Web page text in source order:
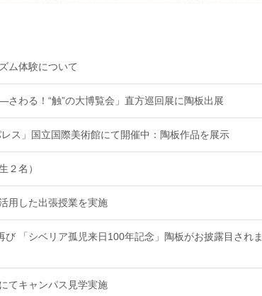
ム体験について
わる！“触”の大博覧会」直方巡回展に陶板出展
ス」国立国際美術館にて開催中：陶板作品を展示
２名）
用した出張授業を実施
「シベリア孤児来日100年記念」陶板がお披露目されま
てキャンパス見学実施